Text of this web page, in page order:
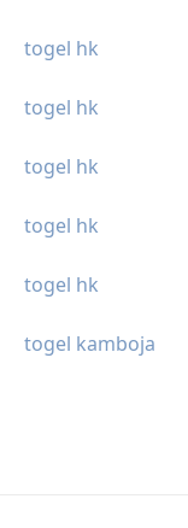
togel hk
togel hk
togel hk
togel hk
togel hk
togel kamboja